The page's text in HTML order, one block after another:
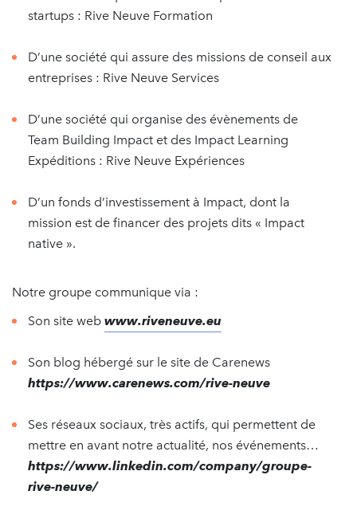
startups : Rive Neuve Formation
D’une société qui assure des missions de conseil aux
entreprises : Rive Neuve Services
D’une société qui organise des évènements de
Team Building Impact et des Impact Learning
Expéditions : Rive Neuve Expériences
D’un fonds d’investissement à Impact, dont la
mission est de financer des projets dits « Impact
native ».
Notre groupe communique via :
Son site web www.riveneuve.eu
Son blog hébergé sur le site de Carenews
https://www.carenews.com/rive-neuve
Ses réseaux sociaux, très actifs, qui permettent de
mettre en avant notre actualité, nos événements…
https://www.linkedin.com/company/groupe-
rive-neuve/